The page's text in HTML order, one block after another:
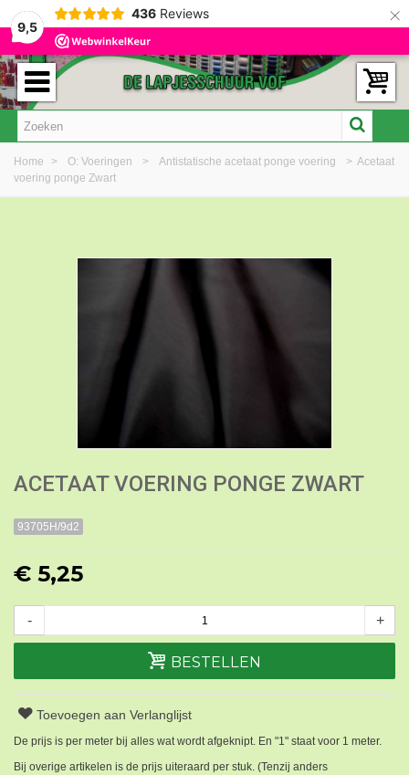
9,5
436 Reviews ×
Home > O: Voeringen > Antistatische acetaat ponge voering > Acetaat
voering ponge Zwart
ACETAAT VOERING PONGE ZWART
93705H/9d2
€ 5,25
- +
BESTELLEN
Toevoegen aan Verlanglijst
De prijs is per meter bij alles wat wordt afgeknipt. En "1" staat voor 1 meter.
Bij overige artikelen is de prijs uiteraard per stuk. (Tenzij anders